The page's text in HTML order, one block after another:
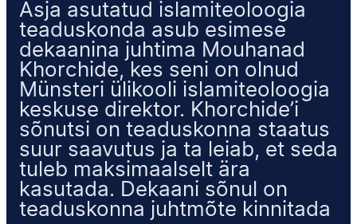
Äsja asutatud islamiteoloogia
teaduskonda asub esimese
dekaanina juhtima Mouhanad
Khorchide, kes seni on olnud
Münsteri ülikooli islamiteoloogia
keskuse direktor. Khorchide’i
sõnutsi on teaduskonna staatus
suur saavutus ja ta leiab, et seda
tuleb maksimaalselt ära
kasutada. Dekaani sõnul on
teaduskonna juhtmõte kinnitada